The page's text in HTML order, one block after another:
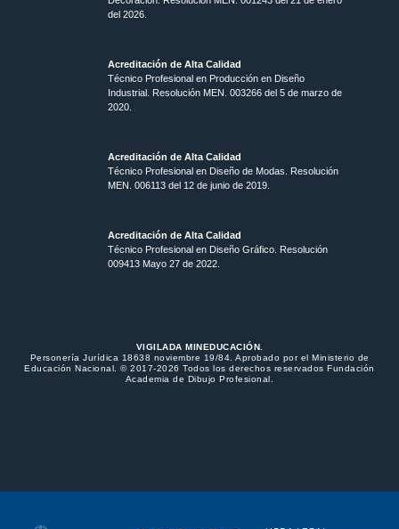
del 2026.
Acreditación de Alta Calidad
Técnico Profesional en Producción en Diseño
Industrial. Resolución MEN. 003266 del 5 de marzo de
2020.
Acreditación de Alta Calidad
Técnico Profesional en Diseño de Modas. Resolución
MEN. 006113 del 12 de junio de 2019.
Acreditación de Alta Calidad
Técnico Profesional en Diseño Gráfico. Resolución
009413 Mayo 27 de 2022.
VIGILADA MINEDUCACIÓN.
Personería Jurídica 18638 noviembre 19/84. Aprobado por el Ministerio de
Educación Nacional. © 2017-2026 Todos los derechos reservados Fundación
Academia de Dibujo Profesional.